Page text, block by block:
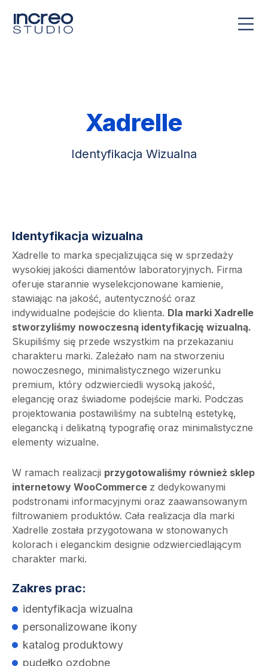
Xadrelle
Identyfikacja Wizualna
Identyfikacja wizualna
Xadrelle to marka specjalizująca się w sprzedaży
wysokiej jakości diamentów laboratoryjnych. Firma
oferuje starannie wyselekcjonowane kamienie,
stawiając na jakość, autentyczność oraz
indywidualne podejście do klienta. Dla marki Xadrelle
stworzyliśmy nowoczesną identyfikację wizualną.
Skupiliśmy się przede wszystkim na przekazaniu
charakteru marki. Zależało nam na stworzeniu
nowoczesnego, minimalistycznego wizerunku
premium, który odzwierciedli wysoką jakość,
elegancję oraz świadome podejście marki. Podczas
projektowania postawiliśmy na subtelną estetykę,
elegancką i delikatną typografię oraz minimalistyczne
elementy wizualne.
W ramach realizacji przygotowaliśmy również sklep
internetowy WooCommerce z dedykowanymi
podstronami informacyjnymi oraz zaawansowanym
filtrowaniem produktów. Cała realizacja dla marki
Xadrelle została przygotowana w stonowanych
kolorach i eleganckim designie odzwierciedlającym
charakter marki.
Zakres prac:
identyfikacja wizualna
personalizowane ikony
katalog produktowy
pudełko ozdobne